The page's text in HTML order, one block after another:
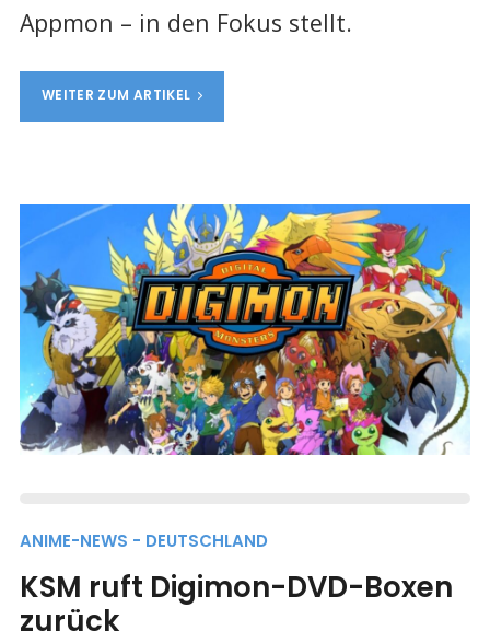
Appmon – in den Fokus stellt.
WEITER ZUM ARTIKEL
ANIME-NEWS - DEUTSCHLAND
KSM ruft Digimon-DVD-Boxen
zurück